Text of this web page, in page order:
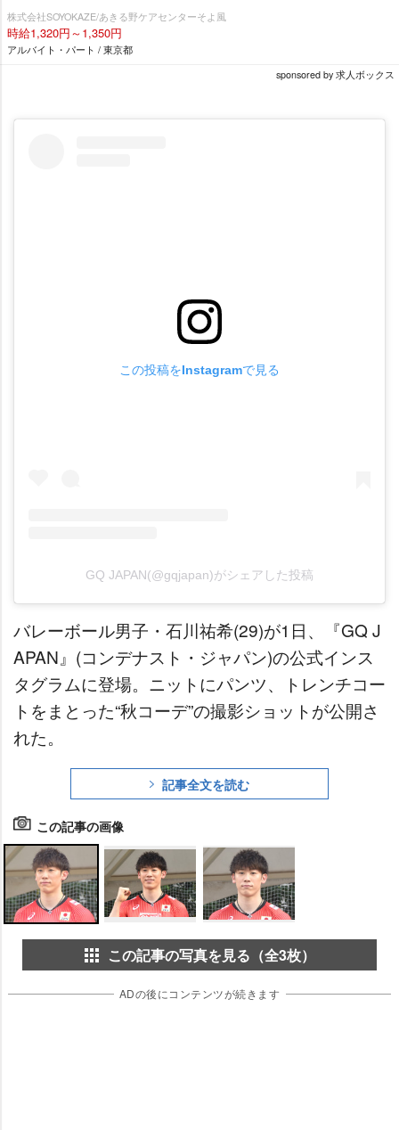
株式会社SOYOKAZE/あきる野ケアセンターそよ風
時給1,320円～1,350円
アルバイト・パート / 東京都
sponsored by 求人ボックス
この投稿をInstagramで見る
GQ JAPAN(@gqjapan)がシェアした投稿
バレーボール男子・石川祐希(29)が1日、『GQ J
APAN』(コンデナスト・ジャパン)の公式インス
タグラムに登場。ニットにパンツ、トレンチコー
トをまとった“秋コーデ”の撮影ショットが公開さ
れた。
記事全文を読む
この記事の画像
この記事の写真を見る（全3枚）
ADの後にコンテンツが続きます